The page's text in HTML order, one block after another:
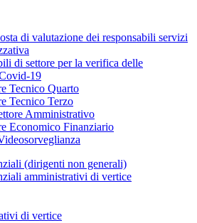
di valutazione dei responsabili servizi
di settore per la verifica delle
19
Tecnico Quarto
Tecnico Terzo
Amministrativo
Economico Finanziario
(dirigenti non generali)
amministrativi di vertice
di vertice